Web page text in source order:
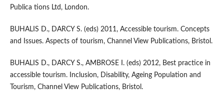
Publica tions Ltd, London.
BUHALIS D., DARCY S. (eds) 2011, Accessible tourism. Concepts
and Issues. Aspects of tourism, Channel View Publications, Bristol.
BUHALIS D., DARCY S., AMBROSE I. (eds) 2012, Best practice in
accessible tourism. Inclusion, Disability, Ageing Population and
Tourism, Channel View Publications, Bristol.